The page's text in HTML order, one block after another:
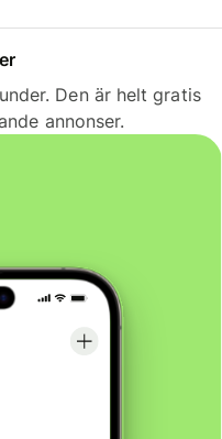
Den är helt gratis
annonser.